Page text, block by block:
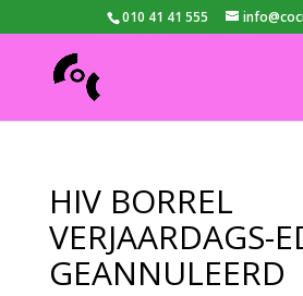
010 41 41 555
HIV BORREL
VERJAARDAGS-
GEANNULEERD